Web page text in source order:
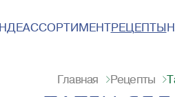
АССОРТИМЕНТРЕЦЕПТЫ
Главная Рецепты